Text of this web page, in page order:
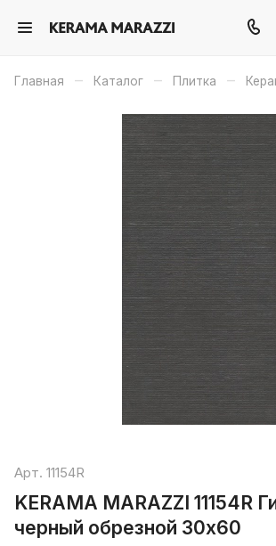
Главная – Каталог – Плитка –
Арт. 11154R
KERAMA MARAZZI 11154R
черный обрезной 30х60